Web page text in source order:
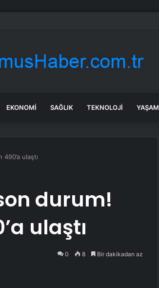
bakkallarda yeni uygulama devreye girdi
EKONOMI SAĞLIK TEKNOLOJI YAŞAM
ulaştı
durum!
ulaştı
0 8 Bir dakikadan az